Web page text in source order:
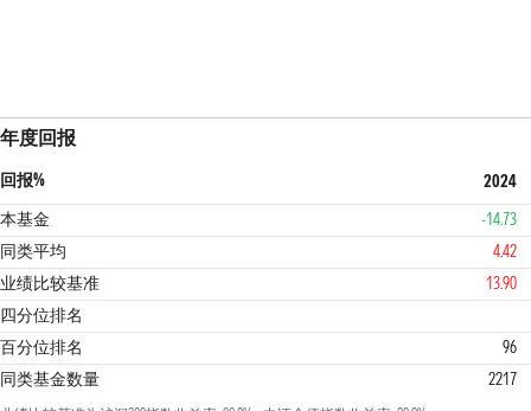
年度回报
回报%
2024
本基金
-14.73
同类平均
4.42
业绩比较基准
13.90
四分位排名
4 2
百分位排名
96
同类基金数量
2217